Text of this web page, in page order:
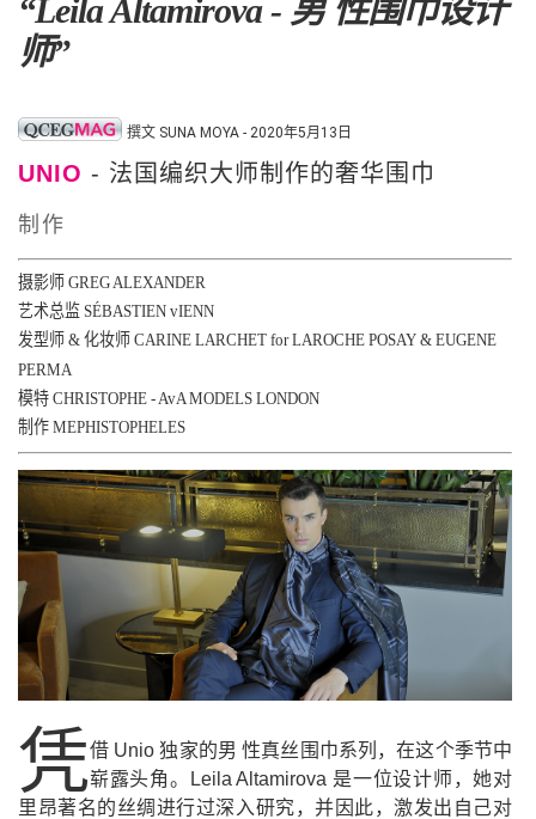
“Leila Altamirova - 男 性围巾设计
师”
撰文 SUNA MOYA - 2020年5月13日
UNIO - 法国编织大师制作的奢华围巾
制作
摄影师GREG ALEXANDER
艺术总监SÉBASTIEN vIENN
发型师 & 化妆师 CARINE LARCHET for LAROCHE POSAY & EUGENE
PERMA
模特CHRISTOPHE - AvA MODELS LONDON
制作MEPHISTOPHELES
凭借 Unio 独家的男 性真丝围巾系列，在这个季节中
崭露头角。Leila Altamirova 是一位设计师，她对
里昂著名的丝绸进行过深入研究，并因此，激发出自己对